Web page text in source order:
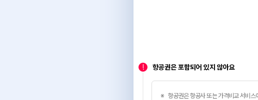
! 항공권은 포함되어 있지 않아요
항공권은 항공사 또는 가격비교 서비스